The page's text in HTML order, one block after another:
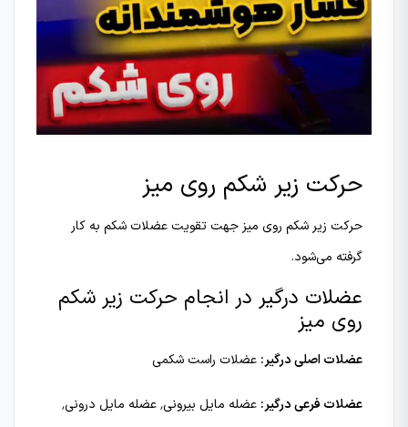
حرکت زیر شکم روی میز
حرکت زیر شکم روی میز جهت تقویت عضلات شکم به کار
گرفته می‌شود.
عضلات درگیر در انجام حرکت زیر شکم
روی میز
عضلات اصلی درگیر: عضلات راست شکمی
عضلات فرعی درگیر:
عضله مایل بیرونی٬ عضله مایل درونی٬